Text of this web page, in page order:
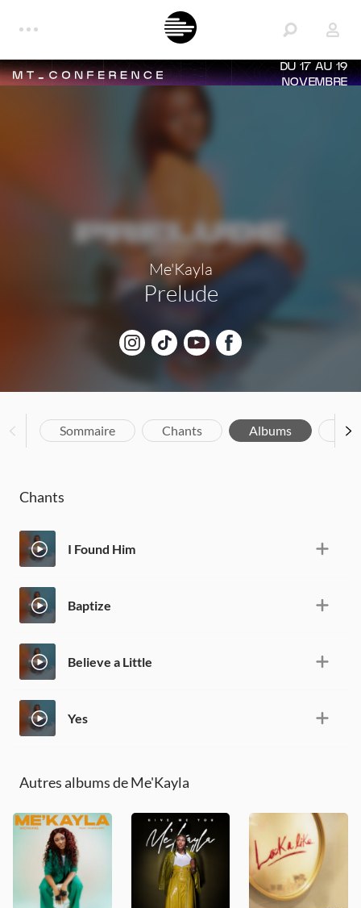
DU 17 AU 19
NOVEMBRE
Me'Kayla
Prelude
Sommaire Chants Albums
Chants
I Found Him
Baptize
Believe a Little
Yes
Autres albums de Me'Kayla